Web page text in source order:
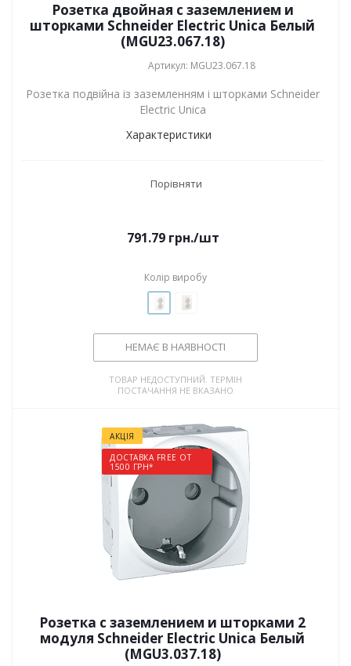
Розетка двойная с заземлением и
шторками Schneider Electric Unica Белый
(MGU23.067.18)
Артикул: MGU23.067.18
Розетка подвійна із заземленням і шторками Schneider
Electric Unica
Характеристики
Порівняти
791.79грн./шт
Колір виробу
НЕМАЄ В НАЯВНОСТІ
ТОВАР НЕДОСТУПНИЙ. ТЕРМІН
ПОСТАЧАННЯ НЕ ВКАЗАНО
АКЦІЯ
ДОСТАВКА FREE ОТ
1500 ГРН*
Розетка с заземлением и шторками 2
модуля Schneider Electric Unica Белый
(MGU3.037.18)